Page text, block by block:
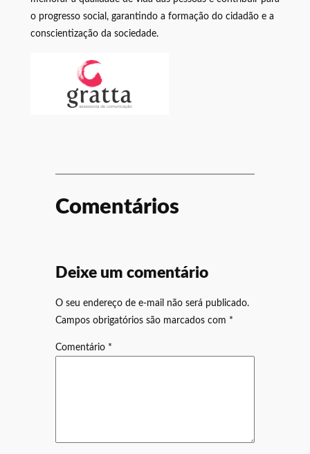
o progresso social, garantindo a formação do cidadão e a
conscientização da sociedade.
Comentários
Deixe um comentário
O seu endereço de e-mail não será publicado.
Campos obrigatórios são marcados com *
Comentário *